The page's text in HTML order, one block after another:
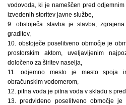
vodovoda, ki je nameščen pred
izvedenih storitev javne službe,
9. obstoječa stavba je stavba,
graditev,
10. obstoječe poselitveno območje je
prostorskim aktom, uveljavljenim
določeno za širitev naselja,
11. odjemno mesto je mesto spoja
obračunskim vodomerom,
12. pitna voda je pitna voda v skladu s
13. predvideno poselitveno območje